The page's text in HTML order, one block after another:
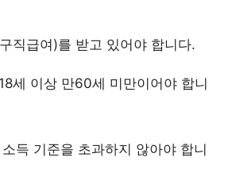
직급여)를 받고 있어야 합니다.
세 이상 만60세 미만이어야 합니
득 기준을 초과하지 않아야 합니